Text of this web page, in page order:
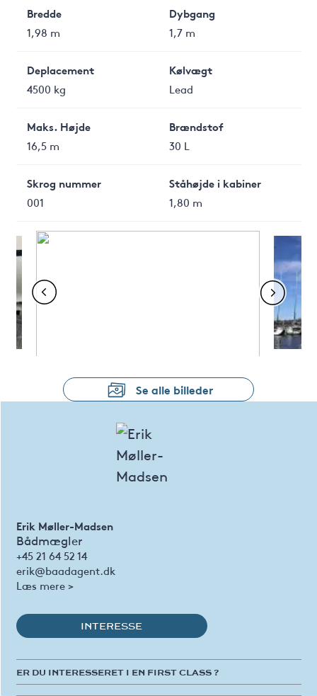
Bredde
1,98 m
Dybgang
1,7 m
Deplacement
4500 kg
Kølvægt
Lead
Maks. Højde
16,5 m
Brændstof
30 L
Skrog nummer
001
Ståhøjde i kabiner
1,80 m
Se alle billeder
Erik Møller-Madsen
Bådmægler
+45 21 64 52 14
erik@baadagent.dk
Læs mere >
INTERESSE
ER DU INTERESSERET I EN FIRST CLASS ?